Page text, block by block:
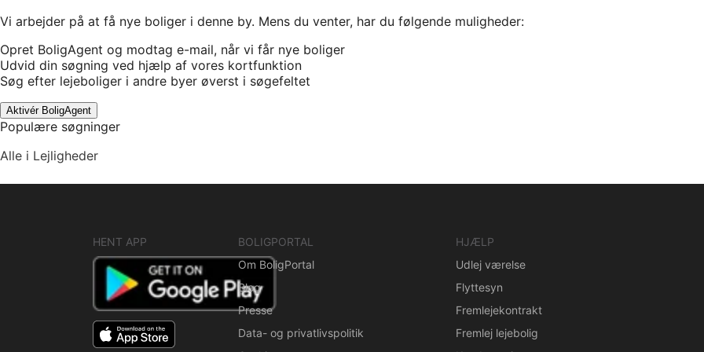
Vi arbejder på at få nye boliger i denne by. Mens du venter, har du følgende muligheder:
Opret BoligAgent og modtag e-mail, når vi får nye boliger
Udvid din søgning ved hjælp af vores kortfunktion
Søg efter lejeboliger i andre byer øverst i søgefeltet
Aktivér BoligAgent
Populære søgninger
Alle i Lejligheder
HENT APP
BOLIGPORTAL
Om BoligPortal
Blog
Presse
Data- og privatlivspolitik
HJÆLP
Udlej værelse
Flyttesyn
Fremlejekontrakt
Fremlej lejebolig